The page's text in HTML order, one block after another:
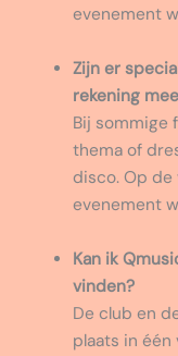
evenement
Zijn er
rekening
Bij sommige
thema of
disco. Op de
evenement
Kan ik
vinden?
De club en
plaats in één